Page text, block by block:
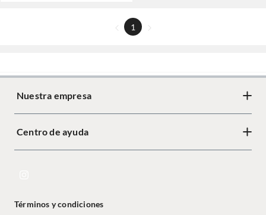
1
Nuestra empresa
Centro de ayuda
Términos y condiciones